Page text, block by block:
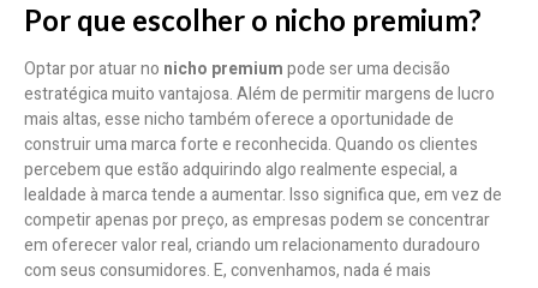
Por que escolher o nicho premium?
Optar por atuar no nicho premiumpode ser uma decisão
estratégica muito vantajosa. Além de permitir margens de lucro
mais altas, esse nicho também oferece a oportunidade de
construir uma marca forte e reconhecida. Quando os clientes
percebem que estão adquirindo algo realmente especial, a
lealdade à marca tende a aumentar. Isso significa que, em vez de
competir apenas por preço, as empresas podem se concentrar
em oferecer valor real, criando um relacionamento duradouro
com seus consumidores. E, convenhamos, nada é mais